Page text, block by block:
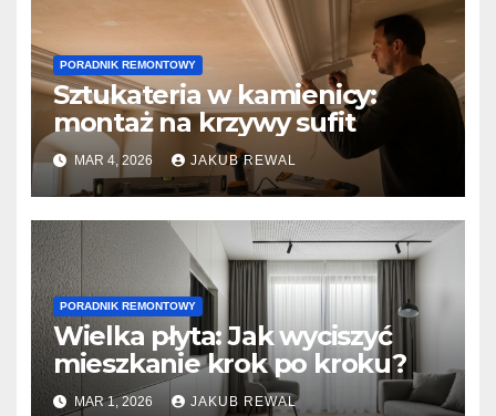
PORADNIK REMONTOWY
Sztukateria w kamienicy:
montaż na krzywy sufit
MAR 4, 2026 JAKUB REWAL
PORADNIK REMONTOWY
Wielka płyta: Jak wyciszyć
mieszkanie krok po kroku?
MAR 1, 2026 JAKUB REWAL